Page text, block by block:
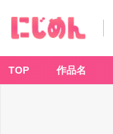
TOP 作品名